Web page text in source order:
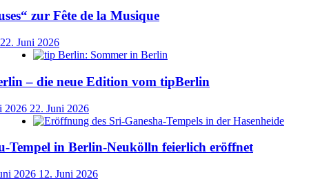
zur Fête de la Musique
22. Juni 2026
– die neue Edition vom tipBerlin
2026 22. Juni 2026
Tempel in Berlin-Neukölln feierlich eröffnet
2026 12. Juni 2026